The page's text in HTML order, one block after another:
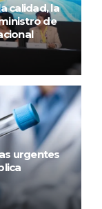
calidad, la
de
urgentes